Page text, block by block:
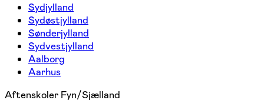
Sydjylland
Sydøstjylland
Sønderjylland
Sydvestjylland
Aalborg
Aarhus
Aftenskoler Fyn/Sjælland